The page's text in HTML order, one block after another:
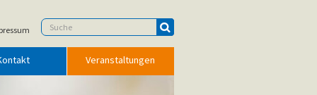
Veranstaltungen